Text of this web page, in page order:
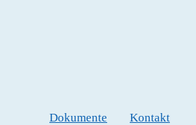
Dokumente Kontakt